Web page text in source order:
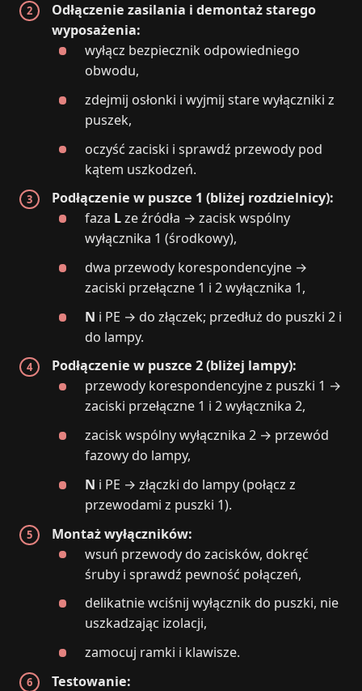
Odłączenie zasilania i demontaż starego
wyposażenia:
wyłącz bezpiecznik odpowiedniego
obwodu,
zdejmij osłonki i wyjmij stare wyłączniki z
puszek,
oczyść zaciski i sprawdź przewody pod
kątem uszkodzeń.
Podłączenie w puszce 1 (bliżej rozdzielnicy):
faza Lze źródła → zacisk wspólny
wyłącznika 1 (środkowy),
dwa przewody korespondencyjne →
zaciski przełączne 1 i 2 wyłącznika 1,
N i PE → do złączek; przedłuż do puszki 2 i
do lampy.
Podłączenie w puszce 2 (bliżej lampy):
przewody korespondencyjne z puszki 1 →
zaciski przełączne 1 i 2 wyłącznika 2,
zacisk wspólny wyłącznika 2 → przewód
fazowy do lampy,
N i PE → złączki do lampy (połącz z
przewodami z puszki 1).
Montaż wyłączników:
wsuń przewody do zacisków, dokręć
śruby i sprawdź pewność połączeń,
delikatnie wciśnij wyłącznik do puszki, nie
uszkadzając izolacji,
zamocuj ramki i klawisze.
Testowanie: